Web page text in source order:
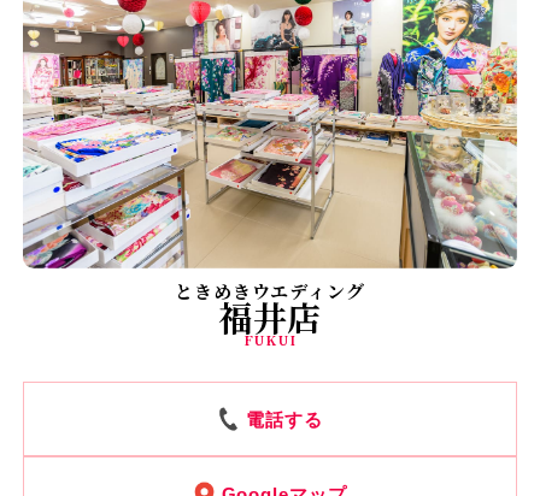
ときめきウエディング
福井店
FUKUI
電話する